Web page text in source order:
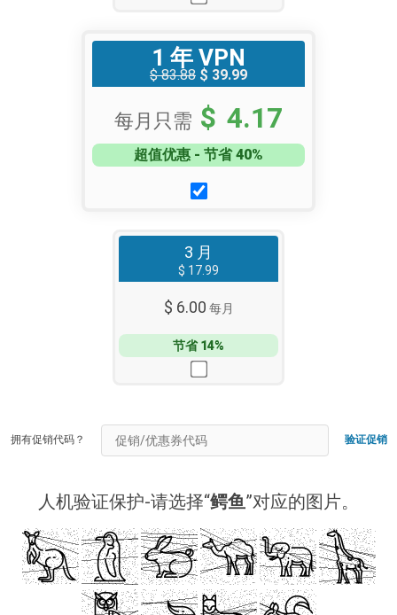
1 年 VPN
$ 83.88 $ 39.99
每月只需 $ 4.17
超值优惠 - 节省 40%
3 月
$ 17.99
$ 6.00 每月
节省 14%
拥有促销代码？ 验证促销
人机验证保护-请选择“鳄鱼”对应的图片。